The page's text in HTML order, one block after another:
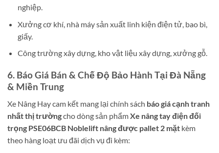
nghiệp.
Xưởng cơ khí, nhà máy sản xuất linh kiện điện tử, bao bì,
giấy.
Công trường xây dựng, kho vật liệu xây dựng, xưởng gỗ.
6. Báo Giá Bán & Chế Độ Bảo Hành Tại Đà Nẵng
& Miền Trung
Xe Nâng Hay cam kết mang lại chính sách báo giá cạnh tranh
nhất thị trườngcho dòng sản phẩmXe nâng tay điện đối
trọng PSE06BCB Noblelift nâng được pallet 2 mặt kèm
theo hàng loạt ưu đãi dịch vụ đi kèm: